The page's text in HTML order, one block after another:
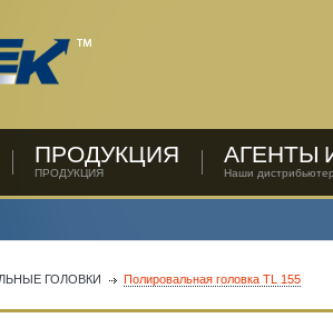
ПРОДУКЦИЯ
ПРОДУКЦИЯ
АГЕНТЫ
Наши
ГОЛОВКИ Полировальная головка TL 155